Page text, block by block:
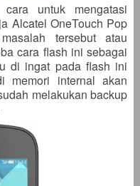
untuk mengatasi
Alcatel OneTouch Pop
tersebut atau
cara flash ini sebagai
di ingat pada flash ini
memori internal akan
melakukan backup